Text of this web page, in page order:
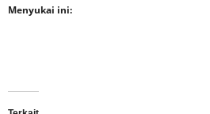
Menyukai ini: